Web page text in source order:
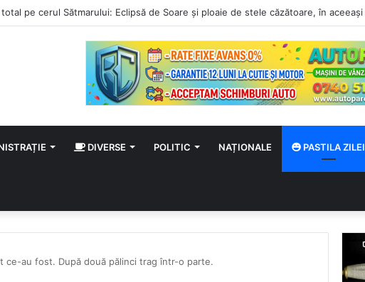
– 9 august
DIVERSE POLITIC NAȚIONALE PASTILA ZILEI
ce-au fost. După două pălinci trag într-o parte.